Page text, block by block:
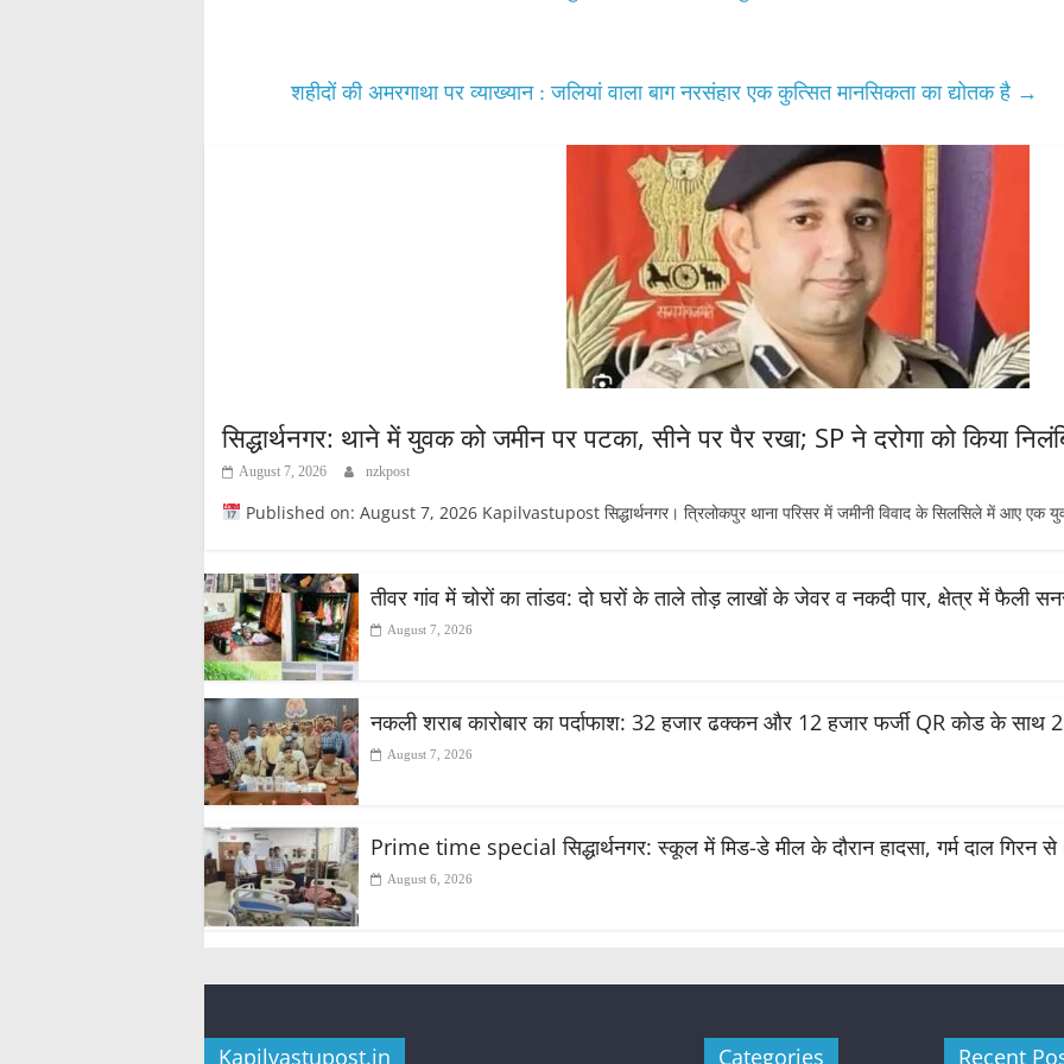
शहीदों की अमरगाथा पर व्याख्यान : जलियां वाला बाग नरसंहार एक कुत्सित मानसिकता का द्योतक है →
सिद्धार्थनगर: थाने में युवक को जमीन पर पटका, सीने पर पैर रखा; SP ने दरोगा को किया
August 7, 2026 nzkpost
Published on: August 7, 2026 Kapilvastupost सिद्धार्थनगर। त्रिलोकपुर थाना परिसर में जमीनी विवाद के सिलसिले में आए एक
तीवर गांव में चोरों का तांडव: दो घरों के ताले तोड़ लाखों के जेवर व नकदी पार, क्षेत्र में फैली
August 7, 2026
नकली शराब कारोबार का पर्दाफाश: 32 हजार ढक्कन और 12 हजार फर्जी QR कोड के साथ 2
August 7, 2026
Prime time special सिद्धार्थनगर: स्कूल में मिड-डे मील के दौरान हादसा, गर्म दाल
August 6, 2026
Kapilvastupost.in Categories Recent